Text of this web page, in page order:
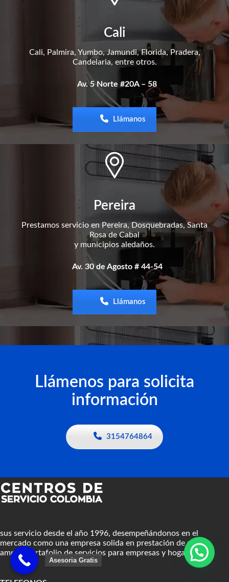
Cali
Cali, Palmira, Yumbo, Jamundi, Florida, Pradera,
Candelaria, entre otros.
Av. 5 Norte #20A – 58
Llámanos
Pereira
Prestamos servicio en Pereira, Dosquebradas, Santa
Rosa de Cabal
y municipios aledaños.
Av. 30 de Agosto # 44-54
Llámanos
Llámenos para solicita
información
3154764864
sus servicio desde el año 1996, desempeñándonos en el
mercado como una empresa solida en prestación de un
amplio portafolio de servicios para empresas y hogares.
Asesoria Gratis